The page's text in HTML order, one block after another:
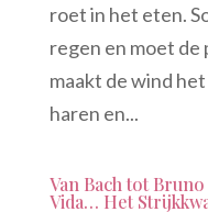
roet in het eten.
regen en moet de
maakt de wind
haren en...
Van Bach tot
Vida… Het